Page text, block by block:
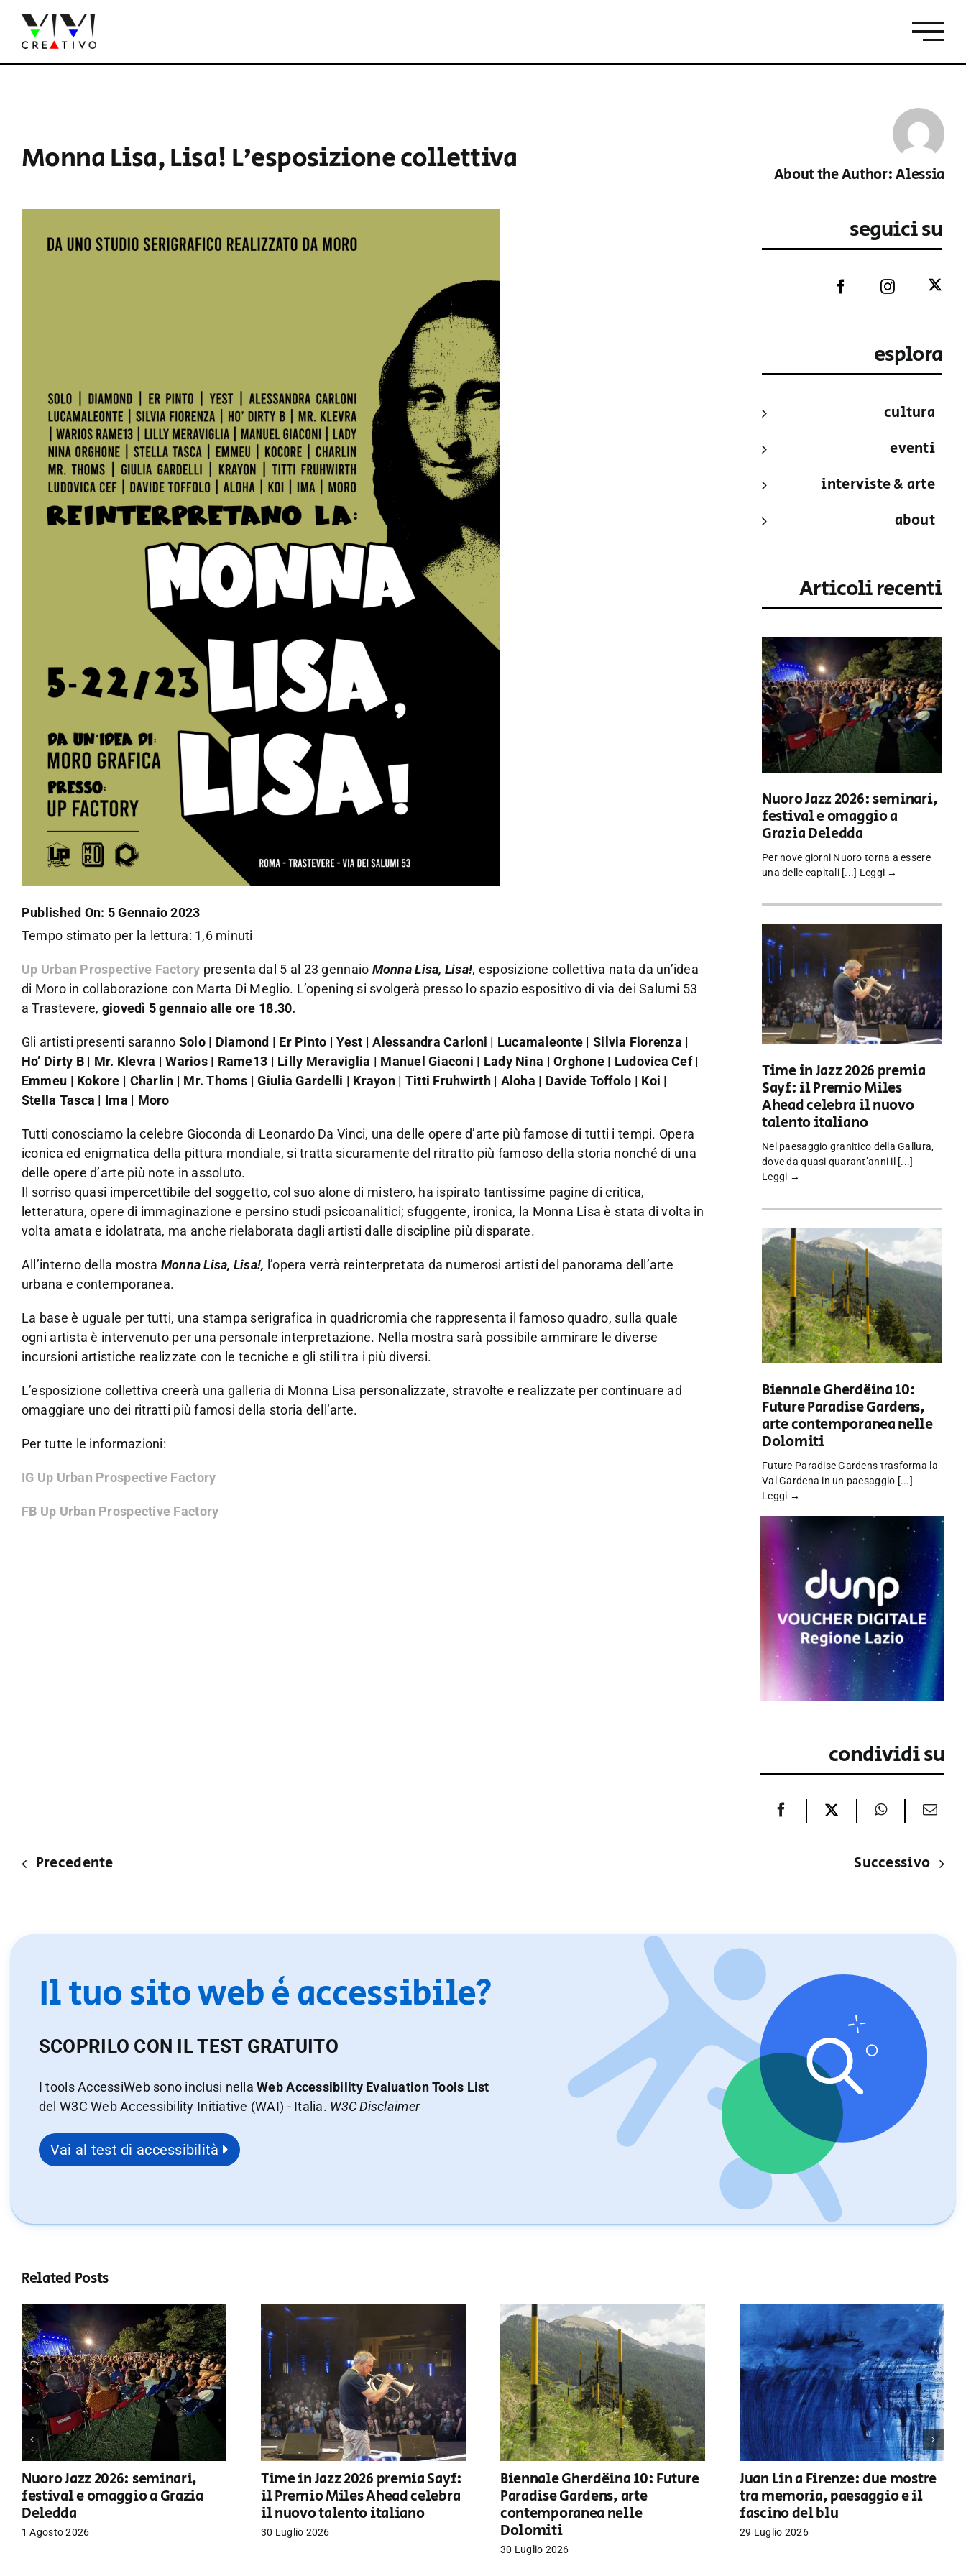
contenuto
Monna Lisa, Lisa! L’esposizione collettiva About the Author:Alessia
Published On: 5 Gennaio 2023
Tempo stimato per la lettura: 1,6 minuti
Up Urban Prospective Factory presenta dal 5 al 23 gennaio Monna Lisa, Lisa!, esposizione collettiva nata da un’idea
di Moro in collaborazione con Marta Di Meglio. L’opening si svolgerà presso lo spazio espositivo di via dei Salumi 53
a Trastevere, giovedì 5 gennaio alle ore 18.30.
Gli artisti presenti saranno Solo | Diamond | Er Pinto | Yest | Alessandra Carloni | Lucamaleonte | Silvia Fiorenza |
Ho’ Dirty B | Mr. Klevra | Warios | Rame13 | Lilly Meraviglia | Manuel Giaconi | Lady Nina | Orghone | Ludovica Cef |
Emmeu | Kokore | Charlin | Mr. Thoms | Giulia Gardelli | Krayon | Titti Fruhwirth | Aloha | Davide Toffolo | Koi |
Stella Tasca | Ima | Moro
Tutti conosciamo la celebre Gioconda di Leonardo Da Vinci, una delle opere d’arte più famose di tutti i tempi. Opera
iconica ed enigmatica della pittura mondiale, si tratta sicuramente del ritratto più famoso della storia nonché di una
delle opere d’arte più note in assoluto.
Il sorriso quasi impercettibile del soggetto, col suo alone di mistero, ha ispirato tantissime pagine di critica,
letteratura, opere di immaginazione e persino studi psicoanalitici; sfuggente, ironica, la Monna Lisa è stata di volta in
volta amata e idolatrata, ma anche rielaborata dagli artisti dalle discipline più disparate.
All’interno della mostra Monna Lisa, Lisa!, l’opera verrà reinterpretata da numerosi artisti del panorama dell’arte
urbana e contemporanea.
La base è uguale per tutti, una stampa serigrafica in quadricromia che rappresenta il famoso quadro, sulla quale
ogni artista è intervenuto per una personale interpretazione. Nella mostra sarà possibile ammirare le diverse
incursioni artistiche realizzate con le tecniche e gli stili tra i più diversi.
L’esposizione collettiva creerà una galleria di Monna Lisa personalizzate, stravolte e realizzate per continuare ad
omaggiare uno dei ritratti più famosi della storia dell’arte.
Per tutte le informazioni:
IG Up Urban Prospective Factory
FB Up Urban Prospective Factory
seguici su
esplora
cultura
eventi
interviste & arte
about
Articoli recenti
Nuoro Jazz 2026: seminari,
festival e omaggio a
Grazia Deledda
Per nove giorni Nuoro torna a essere
una delle capitali [...] Leggi →
Time in Jazz 2026 premia
Sayf: il Premio Miles
Ahead celebra il nuovo
talento italiano
Nel paesaggio granitico della Gallura,
dove da quasi quarant’anni il [...]
Leggi →
Biennale Gherdëina 10:
Future Paradise Gardens,
arte contemporanea nelle
Dolomiti
Future Paradise Gardens trasforma la
Val Gardena in un paesaggio [...]
Leggi →
condividi su
Precedente Successivo
Il tuo sito web è accessibile?
SCOPRILO CON IL TEST GRATUITO
I tools AccessiWeb sono inclusi nellaWeb Accessibility Evaluation Tools List
del W3C Web Accessibility Initiative (WAI) - Italia. W3C Disclaimer
Vai al test di accessibilità
Related Posts
Nuoro Jazz 2026: seminari,
festival e omaggio a Grazia
Deledda
1 Agosto 2026
Time in Jazz 2026 premia Sayf:
il Premio Miles Ahead celebra
il nuovo talento italiano
30 Luglio 2026
Biennale Gherdëina 10: Future
Paradise Gardens, arte
contemporanea nelle
Dolomiti
30 Luglio 2026
Juan Lin a Firenze: due mostre
tra memoria, paesaggio e il
fascino del blu
29 Luglio 2026